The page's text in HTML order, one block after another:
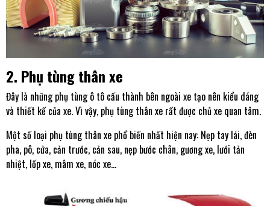
2. Phụ tùng thân xe
Đây là những phụ tùng ô tô cấu thành bên ngoài xe tạo nên kiểu dáng
và thiết kế của xe. Vì vậy, phụ tùng thân xe rất được chủ xe quan tâm.
Một số loại phụ tùng thân xe phổ biến nhất hiện nay: Nẹp tay lái, đèn
pha, pô, cửa, cản trước, cản sau, nẹp bước chân, gương xe, lưới tản
nhiệt, lốp xe, mâm xe, nóc xe...